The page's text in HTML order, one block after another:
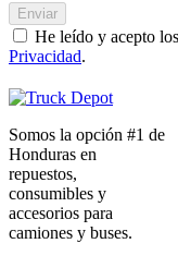
Enviar
He leído y acepto los
Privacidad.
Somos la opción #1 de
Honduras en
repuestos,
consumibles y
accesorios para
camiones y buses.